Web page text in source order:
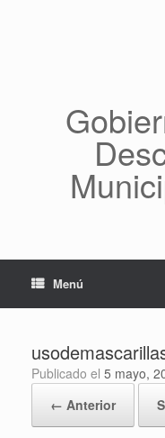
Menú
Publicado el 5 mayo,
← Anterior